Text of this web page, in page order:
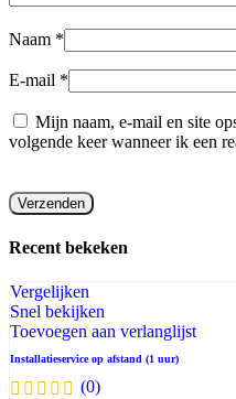
Naam *
E-mail *
Mijn naam, e-mail en site
volgende keer wanneer ik een
Recent bekeken​
Vergelijken
Snel bekijken
Toevoegen aan verlanglijst
Installatieservice op afstand (1 uur)
(0)